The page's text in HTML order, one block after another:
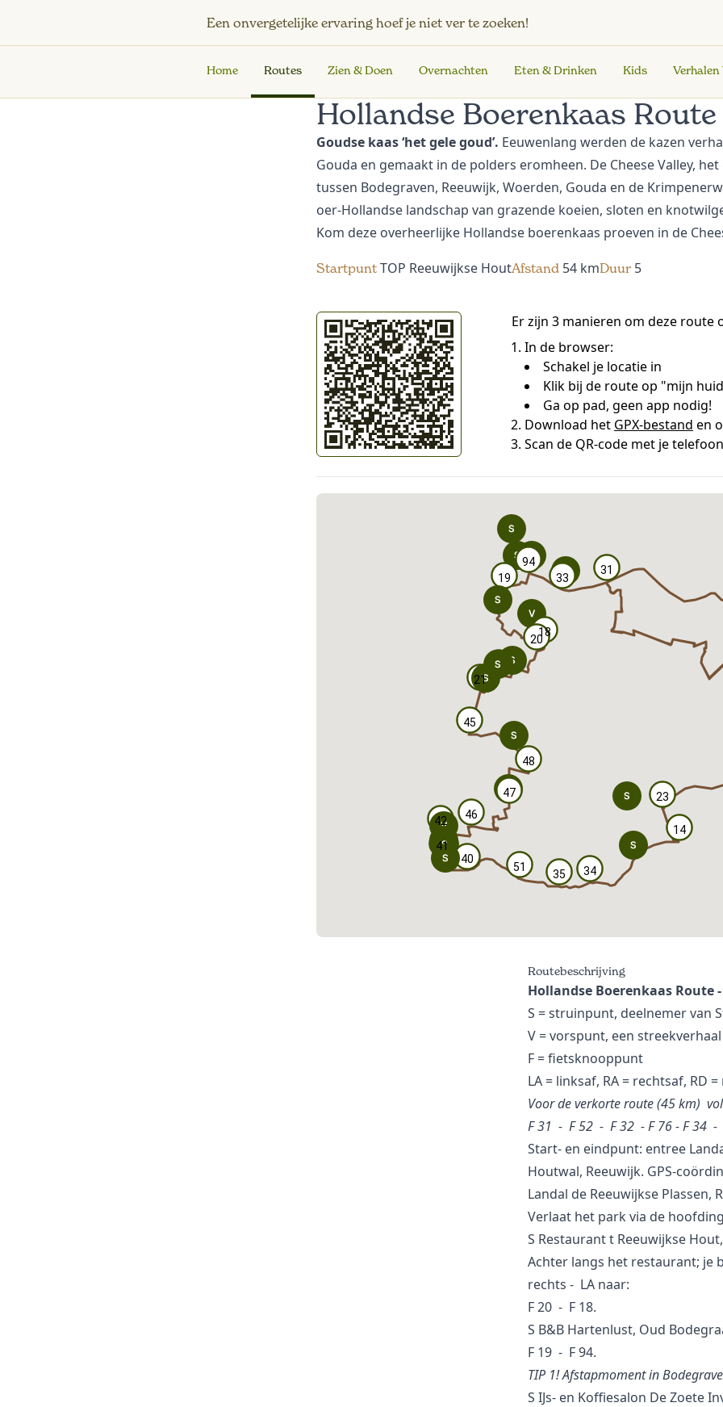
Een onvergetelijke ervaring hoef je niet ver te zoeken!
Home Routes Zien & Doen Overnachten Eten & Drinken Kids Verhalen
Hollandse Boerenkaas Route
Goudse kaas ‘het gele goud’. Eeuwenlang werden de kazen
Gouda en gemaakt in de polders eromheen. De Cheese Valley, het
tussen Bodegraven, Reeuwijk, Woerden, Gouda en de
oer-Hollandse landschap van grazende koeien, sloten en
Kom deze overheerlijke Hollandse boerenkaas proeven in de
StartpuntTOP Reeuwijkse HoutAfstand54 kmDuur5
Er zijn 3 manieren om deze
In de browser:
Schakel je locatie in
Klik bij de route op "mijn
Ga op pad, geen app nodig!
Download het GPX-bestand en
Scan de QR-code met je telefoon
20
18
19
94
33
31
23
14
34
35
51
40
41
42 46
47
48
45
21
20
18
19
94
33
31
23
14
34
35
51
40
41
42 46
47
48
45
21
Routebeschrijving
Hollandse Boerenkaas Route
S = struinpunt, deelnemer van
V = vorspunt, een streekverhaal
F = fietsknooppunt
LA = linksaf, RA = rechtsaf, RD
Voor de verkorte route (45 km)
F 31 - F 52 - F 32 - F 76 - F 34
Start- en eindpunt: entree
Houtwal, Reeuwijk. GPS-
Landal de Reeuwijkse Plassen,
Verlaat het park via de
S Restaurant t Reeuwijkse
Achter langs het restaurant; je
rechts - LA naar:
F 20 - F 18.
S B&B Hartenlust, Oud
F 19 - F 94.
TIP 1! Afstapmoment in
S IJs- en Koffiesalon De Zoete